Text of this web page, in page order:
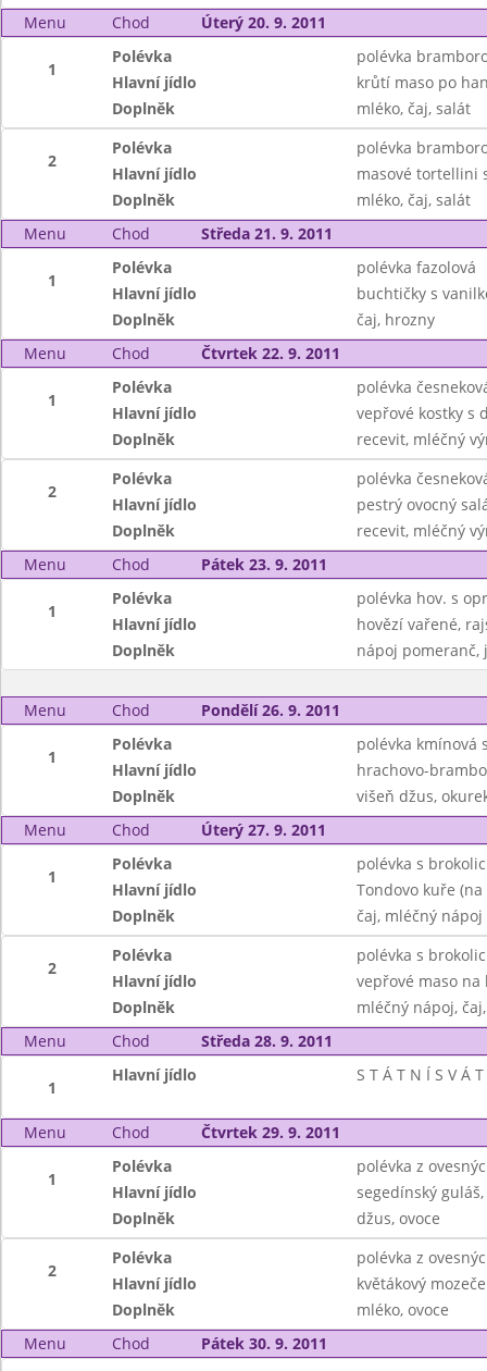
Menu
Chod Úterý 20. 9. 2011
1
Polévka
polévka
Hlavní jídlo
krůtí maso po
Doplněk
mléko, čaj, salát
2
Polévka
polévka
Hlavní jídlo
masové tortellini
Doplněk
mléko, čaj, salát
Menu
Chod Středa 21. 9. 2011
1
Polévka
polévka fazolová
Hlavní jídlo
buchtičky s
Doplněk
čaj, hrozny
Menu
Chod Čtvrtek 22. 9. 2011
1
Polévka
polévka
Hlavní jídlo
vepřové kostky s
Doplněk
recevit, mléčný
2
Polévka
polévka
Hlavní jídlo
pestrý ovocný
Doplněk
recevit, mléčný
Menu
Chod Pátek 23. 9. 2011
1
Polévka
polévka hov. s
Hlavní jídlo
hovězí vařené,
Doplněk
nápoj pomeranč,
Menu Chod Pondělí 26. 9. 2011
1
Polévka
polévka kmínová
Hlavní jídlo
hrachovo-
Doplněk
višeň džus,
Menu
Chod Úterý 27. 9. 2011
1
Polévka
polévka s
Hlavní jídlo
Tondovo kuře
Doplněk
čaj, mléčný nápoj
2
Polévka
polévka s
Hlavní jídlo
vepřové maso na
Doplněk
mléčný nápoj,
Menu
Chod Středa 28. 9. 2011
1
Hlavní jídlo S T Á T N Í S V Á
Menu Chod Čtvrtek 29. 9. 2011
1
Polévka
polévka z
Hlavní jídlo
segedínský
Doplněk
džus, ovoce
2
Polévka
polévka z
Hlavní jídlo
květákový
Doplněk
mléko, ovoce
Menu
Chod
Pátek 30. 9. 2011